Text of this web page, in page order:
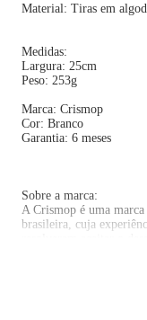
Material: Tiras em
Medidas:
Largura: 25cm
Peso: 253g
Marca: Crismop
Cor: Branco
Garantia: 6 meses
Sobre a marca:
A Crismop é uma
brasileira, cuja